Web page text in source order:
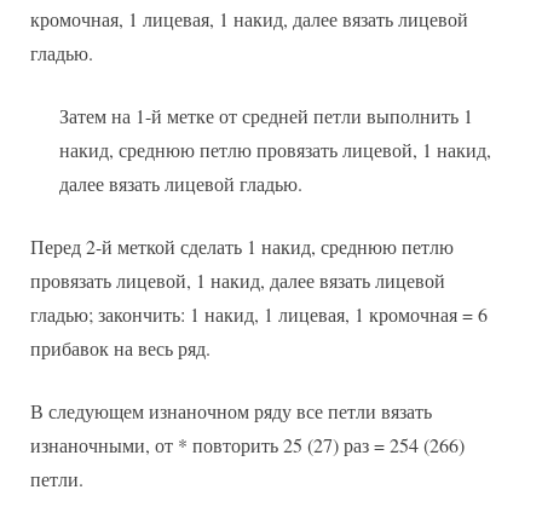
кромочная, 1 лицевая, 1 накид, далее вязать лицевой
гладью.
Затем на 1-й метке от средней петли выполнить 1
накид, среднюю петлю провязать лицевой, 1 накид,
далее вязать лицевой гладью.
Перед 2-й меткой сделать 1 накид, среднюю петлю
провязать лицевой, 1 накид, далее вязать лицевой
гладью; закончить: 1 накид, 1 лицевая, 1 кромочная = 6
прибавок на весь ряд.
В следующем изнаночном ряду все петли вязать
изнаночными, от * повторить 25 (27) раз = 254 (266)
петли.